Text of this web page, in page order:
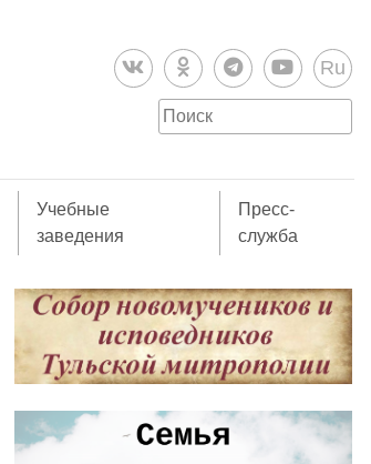
Ru
Учебные
заведения
Пресс-
служба